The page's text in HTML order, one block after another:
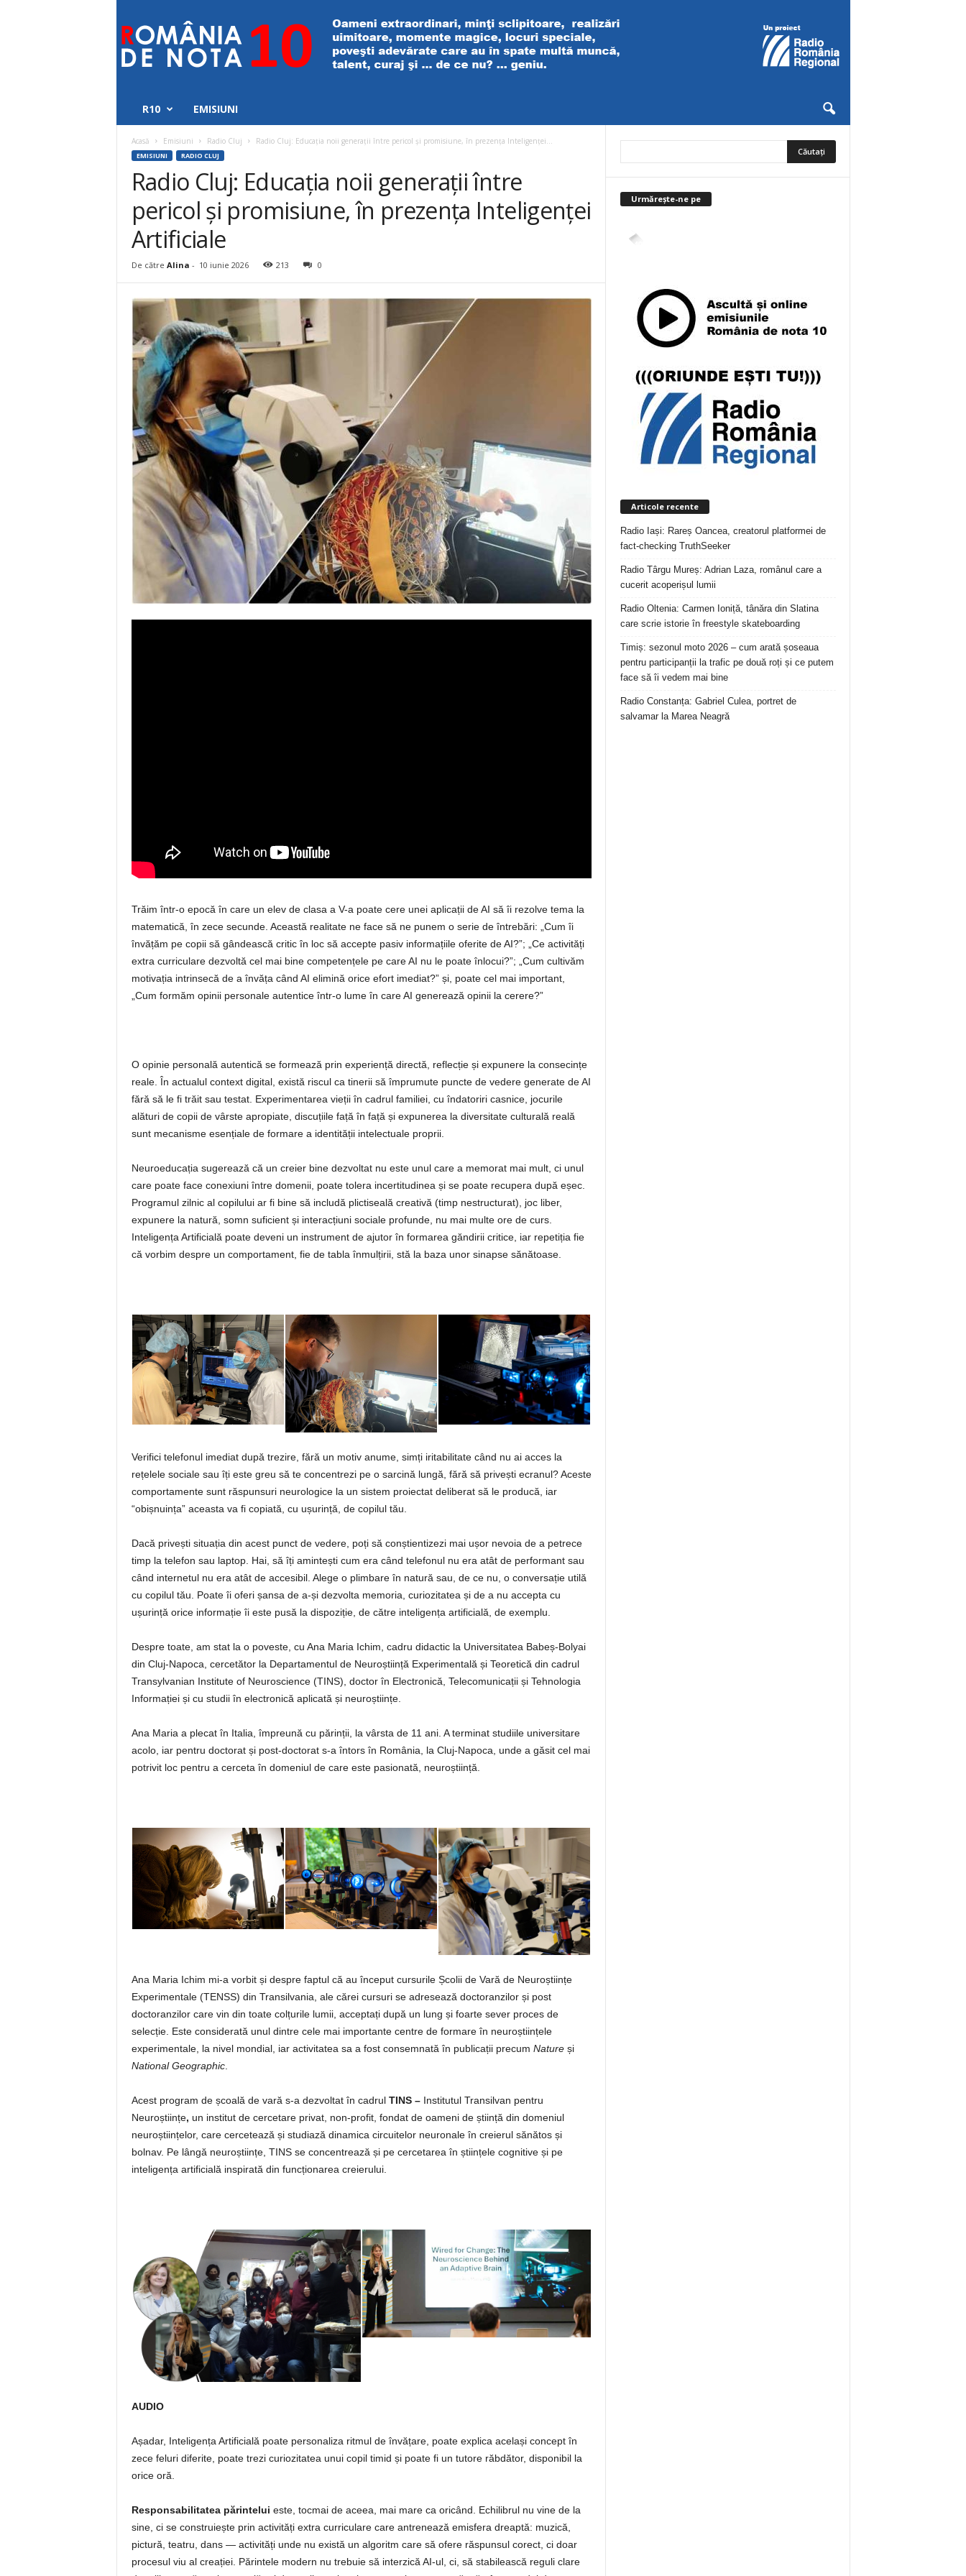
de
nota
R10 EMISIUNI
Acasă Emisiuni Radio Cluj Radio Cluj: Educația noii generații între pericol și promisiune, în prezența Inteligenței...
EMISIUNI RADIO CLUJ
Radio Cluj: Educația noii generații între
pericol și promisiune, în prezența Inteligenței
Artificiale
De către Alina - 10 iunie 2026 213 0
Trăim într-o epocă în care un elev de clasa a V-a poate cere unei aplicații de AI să îi rezolve tema la
matematică, în zece secunde. Această realitate ne face să ne punem o serie de întrebări: „Cum îi
învățăm pe copii să gândească critic în loc să accepte pasiv informațiile oferite de AI?”; „Ce activități
extra curriculare dezvoltă cel mai bine competențele pe care AI nu le poate înlocui?”; „Cum cultivăm
motivația intrinsecă de a învăța când AI elimină orice efort imediat?” și, poate cel mai important,
„Cum formăm opinii personale autentice într-o lume în care AI generează opinii la cerere?”
O opinie personală autentică se formează prin experiență directă, reflecție și expunere la consecințe
reale. În actualul context digital, există riscul ca tinerii să împrumute puncte de vedere generate de AI
fără să le fi trăit sau testat. Experimentarea vieții în cadrul familiei, cu îndatoriri casnice, jocurile
alături de copii de vârste apropiate, discuțiile față în față și expunerea la diversitate culturală reală
sunt mecanisme esențiale de formare a identității intelectuale proprii.
Neuroeducația sugerează că un creier bine dezvoltat nu este unul care a memorat mai mult, ci unul
care poate face conexiuni între domenii, poate tolera incertitudinea și se poate recupera după eșec.
Programul zilnic al copilului ar fi bine să includă plictiseală creativă (timp nestructurat), joc liber,
expunere la natură, somn suficient și interacțiuni sociale profunde, nu mai multe ore de curs.
Inteligența Artificială poate deveni un instrument de ajutor în formarea găndirii critice, iar repetiția fie
că vorbim despre un comportament, fie de tabla înmulțirii, stă la baza unor sinapse sănătoase.
Verifici telefonul imediat după trezire, fără un motiv anume, simți iritabilitate când nu ai acces la
rețelele sociale sau îți este greu să te concentrezi pe o sarcină lungă, fără să privești ecranul? Aceste
comportamente sunt răspunsuri neurologice la un sistem proiectat deliberat să le producă, iar
“obișnuința” aceasta va fi copiată, cu ușurință, de copilul tău.
Dacă privești situația din acest punct de vedere, poți să conștientizezi mai ușor nevoia de a petrece
timp la telefon sau laptop. Hai, să îți amintești cum era când telefonul nu era atât de performant sau
când internetul nu era atât de accesibil. Alege o plimbare în natură sau, de ce nu, o conversație utilă
cu copilul tău. Poate îi oferi șansa de a-și dezvolta memoria, curiozitatea și de a nu accepta cu
ușurință orice informație îi este pusă la dispoziție, de către inteligența artificială, de exemplu.
Despre toate, am stat la o poveste, cu Ana Maria Ichim, cadru didactic la Universitatea Babeș-Bolyai
din Cluj-Napoca, cercetător la Departamentul de Neuroștiință Experimentală și Teoretică din cadrul
Transylvanian Institute of Neuroscience (TINS), doctor în Electronică, Telecomunicații și Tehnologia
Informației și cu studii în electronică aplicată și neuroștiințe.
Ana Maria a plecat în Italia, împreună cu părinții, la vârsta de 11 ani. A terminat studiile universitare
acolo, iar pentru doctorat și post-doctorat s-a întors în România, la Cluj-Napoca, unde a găsit cel mai
potrivit loc pentru a cerceta în domeniul de care este pasionată, neuroștiință.
Ana Maria Ichim mi-a vorbit și despre faptul că au început cursurile Școlii de Vară de Neuroștiințe
Experimentale (TENSS) din Transilvania, ale cărei cursuri se adresează doctoranzilor și post
doctoranzilor care vin din toate colțurile lumii, acceptați după un lung și foarte sever proces de
selecție. Este considerată unul dintre cele mai importante centre de formare în neuroștiințele
experimentale, la nivel mondial, iar activitatea sa a fost consemnată în publicații precum Natureși
National Geographic.
Acest program de școală de vară s-a dezvoltat în cadrul TINS – Institutul Transilvan pentru
Neuroștiințe, un institut de cercetare privat, non-profit, fondat de oameni de știință din domeniul
neuroștiințelor, care cercetează și studiază dinamica circuitelor neuronale în creierul sănătos și
bolnav. Pe lângă neuroștiințe, TINS se concentrează și pe cercetarea în științele cognitive și pe
inteligența artificială inspirată din funcționarea creierului.
AUDIO
Așadar, Inteligența Artificială poate personaliza ritmul de învățare, poate explica același concept în
zece feluri diferite, poate trezi curiozitatea unui copil timid și poate fi un tutore răbdător, disponibil la
orice oră.
Responsabilitatea părintelui este, tocmai de aceea, mai mare ca oricând. Echilibrul nu vine de la
sine, ci se construiește prin activități extra curriculare care antrenează emisfera dreaptă: muzică,
pictură, teatru, dans — activități unde nu există un algoritm care să ofere răspunsul corect, ci doar
procesul viu al creației. Părintele modern nu trebuie să interzică AI-ul, ci, să stabilească reguli clare
Urmărește-ne pe
4,400
Articole recente
Radio Iași: Rareș Oancea, creatorul platformei de
fact-checking TruthSeeker
Radio Târgu Mureș: Adrian Laza, românul care a
cucerit acoperișul lumii
Radio Oltenia: Carmen Ioniță, tânăra din Slatina
care scrie istorie în freestyle skateboarding
Timiș: sezonul moto 2026 – cum arată șoseaua
pentru participanții la trafic pe două roți și ce putem
face să îi vedem mai bine
Radio Constanța: Gabriel Culea, portret de
salvamar la Marea Neagră